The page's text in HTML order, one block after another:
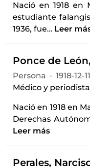
Nació en 1918 en
estudiante
1936, fue… Leer
Ponce de
Persona · 1918-12-
Médico y
Nació en 1918 en
Derechas
Leer más
Perales,